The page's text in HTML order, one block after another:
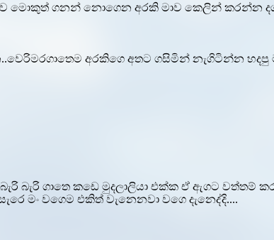
මොකුත් ගනන් නොගෙන අරකි මාව කෙලින් කරන්න
අරකිගෙ අතට ගසිමින් නැගිටින්න හදපු
බැරි ගාතෙ කඩෙ මුදලාලියා එක්ක ඒ ඇගට වත්තම්
මං වගෙම එකිත් වැනෙනවා වගෙ දැනෙද්දි....